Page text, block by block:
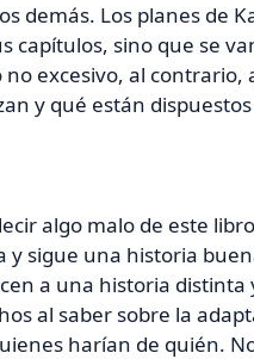
demás. Los planes de
capítulos, sino que se
excesivo, al
y qué están
algo malo de este
y sigue una historia
a una historia
al saber sobre la
harían de quién.